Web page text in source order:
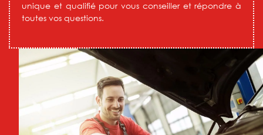
unique et qualifié pour vous conseiller et répondre à
toutes vos questions.